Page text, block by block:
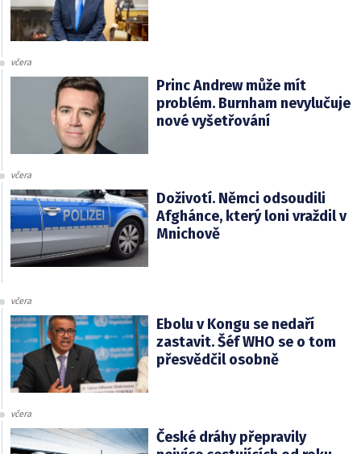
včera
Princ Andrew může mít
problém. Burnham nevylučuje
nové vyšetřování
včera
Doživotí. Němci odsoudili
Afghánce, který loni vraždil v
Mnichově
včera
Ebolu v Kongu se nedaří
zastavit. Šéf WHO se o tom
přesvědčil osobně
včera
České dráhy přepravily